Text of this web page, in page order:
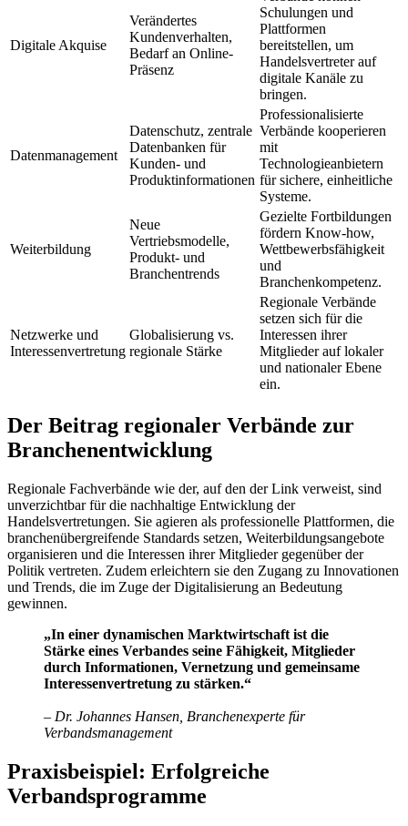
Digitale Akquise
Verändertes
Kundenverhalten,
Bedarf an Online-
Präsenz
Schulungen und
Plattformen
bereitstellen, um
Handelsvertreter auf
digitale Kanäle zu
bringen.
Datenmanagement
Datenschutz, zentrale
Datenbanken für
Kunden- und
Produktinformationen
Professionalisierte
Verbände kooperieren
mit
Technologieanbietern
für sichere, einheitliche
Systeme.
Weiterbildung
Neue
Vertriebsmodelle,
Produkt- und
Branchentrends
Gezielte Fortbildungen
fördern Know-how,
Wettbewerbsfähigkeit
und
Branchenkompetenz.
Netzwerke und
Interessenvertretung
Globalisierung vs.
regionale Stärke
Regionale Verbände
setzen sich für die
Interessen ihrer
Mitglieder auf lokaler
und nationaler Ebene
ein.
Der Beitrag regionaler Verbände zur
Branchenentwicklung
Regionale Fachverbände wie der, auf den der Link verweist, sind
unverzichtbar für die nachhaltige Entwicklung der
Handelsvertretungen. Sie agieren als professionelle Plattformen, die
branchenübergreifende Standards setzen, Weiterbildungsangebote
organisieren und die Interessen ihrer Mitglieder gegenüber der
Politik vertreten. Zudem erleichtern sie den Zugang zu Innovationen
und Trends, die im Zuge der Digitalisierung an Bedeutung
gewinnen.
„In einer dynamischen Marktwirtschaft ist die
Stärke eines Verbandes seine Fähigkeit, Mitglieder
durch Informationen, Vernetzung und gemeinsame
Interessenvertretung zu stärken.“
– Dr. Johannes Hansen, Branchenexperte für
Verbandsmanagement
Praxisbeispiel: Erfolgreiche
Verbandsprogramme